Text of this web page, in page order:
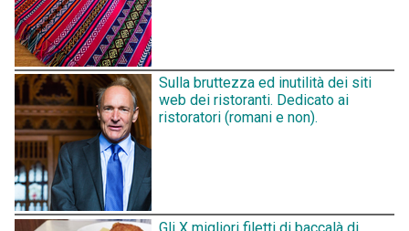
Sulla bruttezza ed inutilità dei siti
web dei ristoranti. Dedicato ai
ristoratori (romani e non).
Gli X migliori filetti di baccalà di